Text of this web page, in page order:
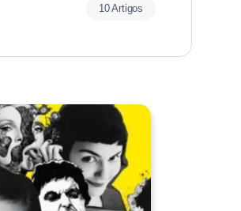
10 Artigos